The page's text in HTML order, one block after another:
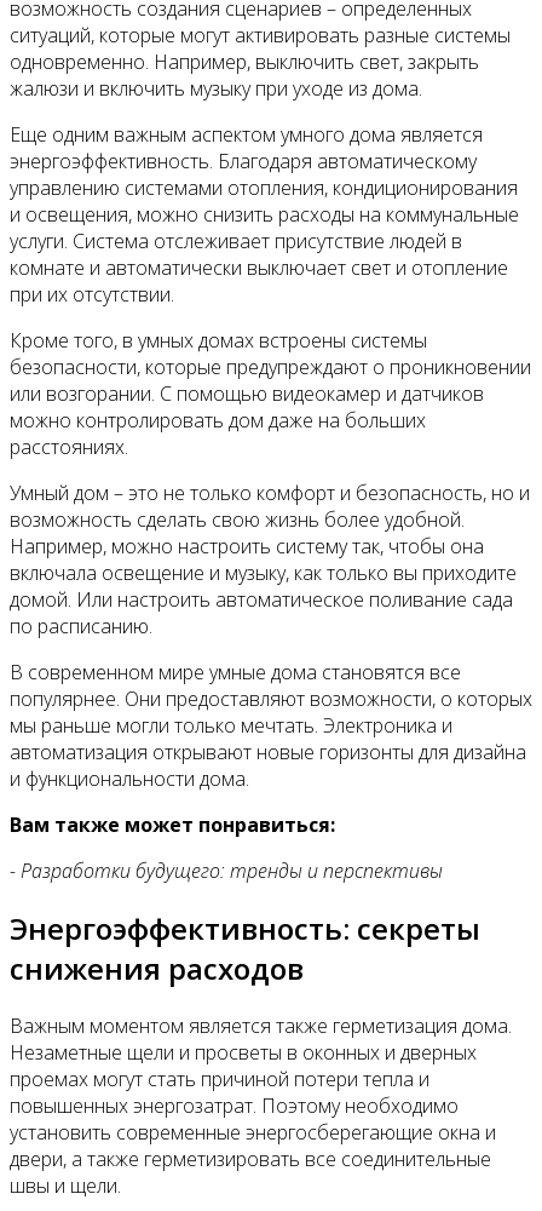
возможность создания сценариев – определенных
ситуаций, которые могут активировать разные системы
одновременно. Например, выключить свет, закрыть
жалюзи и включить музыку при уходе из дома.
Еще одним важным аспектом умного дома является
энергоэффективность. Благодаря автоматическому
управлению системами отопления, кондиционирования
и освещения, можно снизить расходы на коммунальные
услуги. Система отслеживает присутствие людей в
комнате и автоматически выключает свет и отопление
при их отсутствии.
Кроме того, в умных домах встроены системы
безопасности, которые предупреждают о проникновении
или возгорании. С помощью видеокамер и датчиков
можно контролировать дом даже на больших
расстояниях.
Умный дом – это не только комфорт и безопасность, но и
возможность сделать свою жизнь более удобной.
Например, можно настроить систему так, чтобы она
включала освещение и музыку, как только вы приходите
домой. Или настроить автоматическое поливание сада
по расписанию.
В современном мире умные дома становятся все
популярнее. Они предоставляют возможности, о которых
мы раньше могли только мечтать. Электроника и
автоматизация открывают новые горизонты для дизайна
и функциональности дома.
Вам также может понравиться:
- Разработки будущего: тренды и перспективы
Энергоэффективность: секреты
снижения расходов
Важным моментом является также герметизация дома.
Незаметные щели и просветы в оконных и дверных
проемах могут стать причиной потери тепла и
повышенных энергозатрат. Поэтому необходимо
установить современные энергосберегающие окна и
двери, а также герметизировать все соединительные
швы и щели.